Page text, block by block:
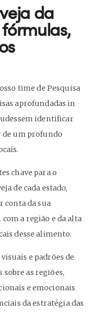
da
time de Pesquisa
aprofundadas in
identificar
de um profundo
chave para o
de cada estado,
conta da sua
a região e da alta
desse alimento.
e padrões de
as regiões,
e emocionais
da estratégia das